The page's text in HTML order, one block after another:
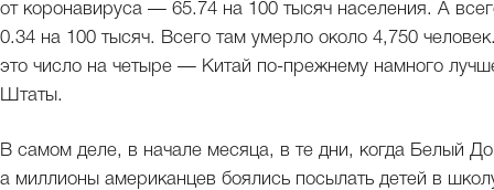
от коронавируса — 65.74 на 100 тысяч населения. А
0.34 на 100 тысяч. Всего там умерло около 4,750
это число на четыре — Китай по-прежнему намного
Штаты.
В самом деле, в начале месяца, в те дни, когда Белый
а миллионы американцев боялись посылать детей в